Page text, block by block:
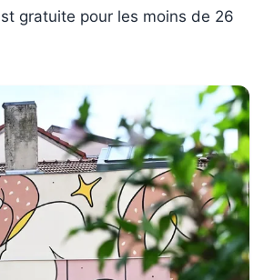
gratuite pour les moins de 26